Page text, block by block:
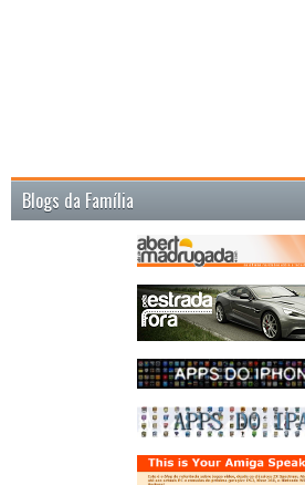
Blogs da Família